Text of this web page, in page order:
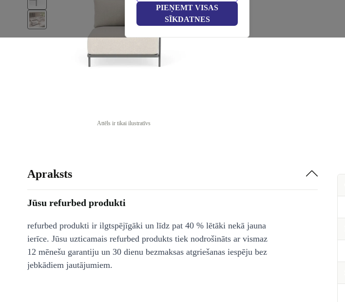
PIEŅEMT VISAS
SĪKDATNES
Attēls ir tikai ilustratīvs
Apraksts
Jūsu refurbed produkti
refurbed produkti ir ilgtspējīgāki un līdz pat 40 % lētāki nekā jauna
ierīce. Jūsu uzticamais refurbed produkts tiek nodrošināts ar vismaz
12 mēnešu garantiju un 30 dienu bezmaksas atgriešanas iespēju bez
jebkādiem jautājumiem.